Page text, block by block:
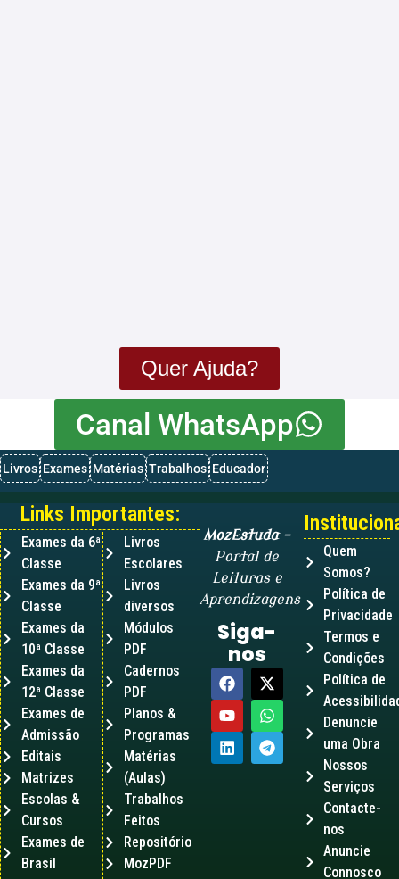
Quer Ajuda?
Canal WhatsApp
Livros Exames Matérias Trabalhos Educador
MozEstuda–
Portal de
Leituras e
Aprendizagens
Siga-
nos
Quem
Somos?
Política de
Privacidade
Termos e
Condições
Política de
Denuncie
uma Obra
Nossos
Serviços
Contacte-
nos
Anuncie
Connosco
Links Importantes:
Exames da 6ª
Classe
Exames da 9ª
Classe
Exames da
10ª Classe
Exames da
12ª Classe
Exames de
Admissão
Editais
Matrizes
Escolas &
Cursos
Exames de
Brasil
Livros
Escolares
Livros
diversos
Módulos
PDF
Cadernos
PDF
Planos &
Programas
Matérias
(Aulas)
Trabalhos
Feitos
Repositório
MozPDF